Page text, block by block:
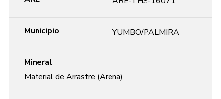
Municipio YUMBO/PALMIRA
Mineral
Material de Arrastre (Arena)